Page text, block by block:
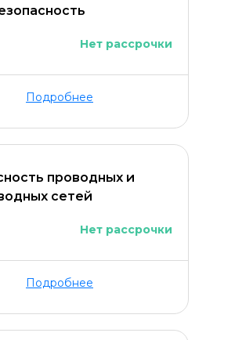
Нет рассрочки
Подробнее
проводных и
сетей
Нет рассрочки
Подробнее